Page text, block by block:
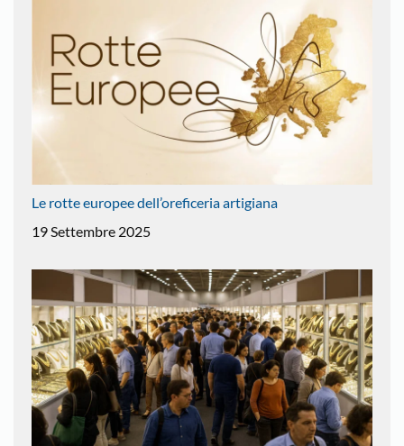
Le rotte europee dell’oreficeria artigiana
19 Settembre 2025